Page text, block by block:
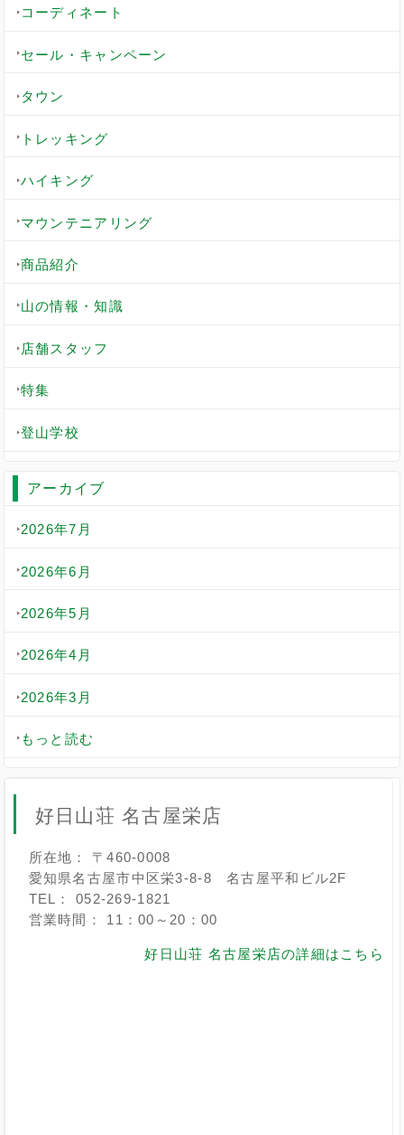
コーディネート
セール・キャンペーン
タウン
トレッキング
ハイキング
マウンテニアリング
商品紹介
山の情報・知識
店舗スタッフ
特集
登山学校
アーカイブ
2026年7月
2026年6月
2026年5月
2026年4月
2026年3月
もっと読む
好日山荘 名古屋栄店
所在地： 〒460-0008
愛知県名古屋市中区栄3-8-8 名古屋平和ビル2F
TEL： 052-269-1821
営業時間： 11：00～20：00
好日山荘 名古屋栄店の詳細はこちら